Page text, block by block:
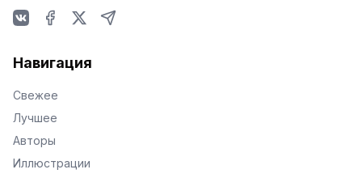
Навигация
Свежее
Лучшее
Авторы
Иллюстрации